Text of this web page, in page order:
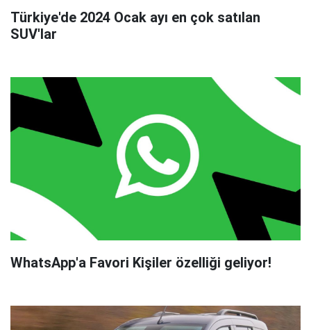
Türkiye'de 2024 Ocak ayı en çok satılan
SUV'lar
WhatsApp'a Favori Kişiler özelliği geliyor!